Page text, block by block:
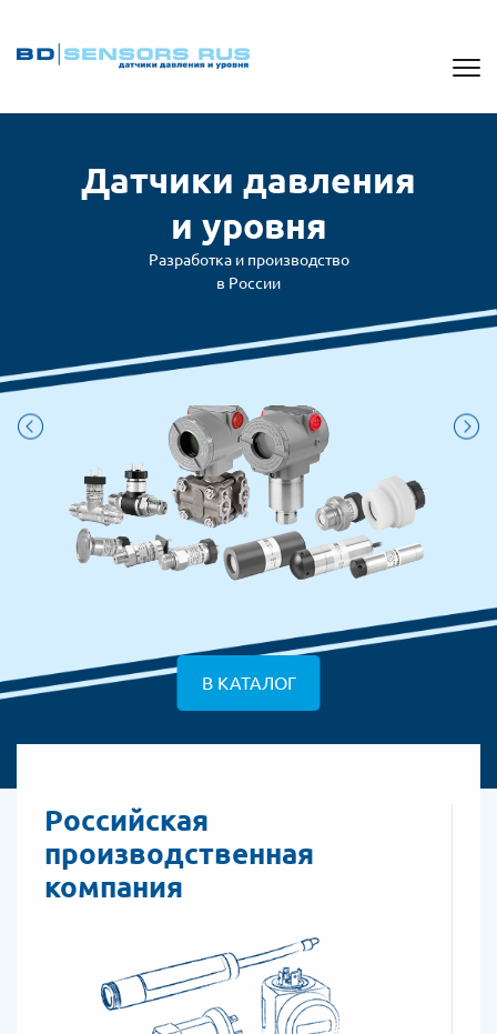
Датчики давления
и уровня
Разработка и производство
в России
В КАТАЛОГ
Российская
производственная
компания